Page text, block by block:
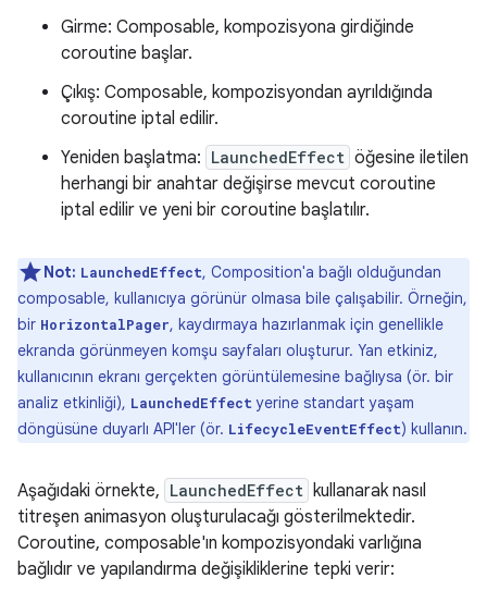
Girme: Composable, kompozisyona girdiğinde
coroutine başlar.
Çıkış: Composable, kompozisyondan ayrıldığında
coroutine iptal edilir.
Yeniden başlatma: LaunchedEffect öğesine iletilen
herhangi bir anahtar değişirse mevcut coroutine
iptal edilir ve yeni bir coroutine başlatılır.
Not: LaunchedEffect, Composition'a bağlı olduğundan
composable, kullanıcıya görünür olmasa bile çalışabilir. Örneğin,
bir HorizontalPager, kaydırmaya hazırlanmak için genellikle
ekranda görünmeyen komşu sayfaları oluşturur. Yan etkiniz,
kullanıcının ekranı gerçekten görüntülemesine bağlıysa (ör. bir
analiz etkinliği), LaunchedEffect yerine standart yaşam
döngüsüne duyarlı API'ler (ör. LifecycleEventEffect) kullanın.
Aşağıdaki örnekte, LaunchedEffect kullanarak nasıl
titreşen animasyon oluşturulacağı gösterilmektedir.
Coroutine, composable'ın kompozisyondaki varlığına
bağlıdır ve yapılandırma değişikliklerine tepki verir: